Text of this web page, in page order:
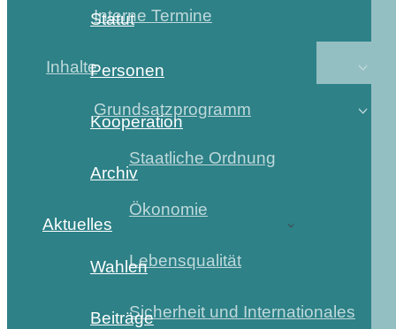
Interne Termine
Inhalte
Grundsatzprogramm
Staatliche Ordnung
Ökonomie
Lebensqualität
Sicherheit und Internationales
Statut
Personen
Kooperation
Archiv
Aktuelles
Wahlen
Beiträge